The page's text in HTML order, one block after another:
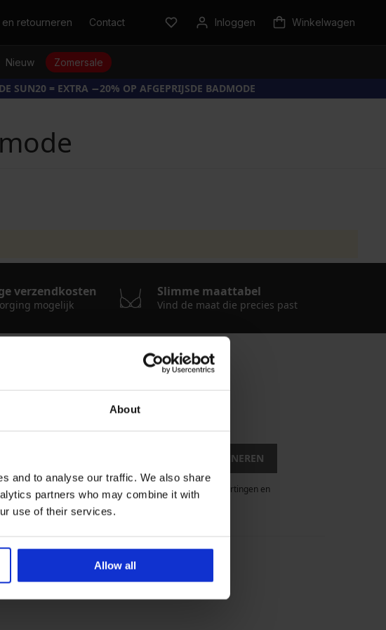
About
and to analyse our traffic. We also share
partners who may combine it with
use of their services.
Allow all
en retourneren Contact Inloggen Winkelwagen
Nieuw Zomersale
SUN20 = EXTRA −20% OP AFGEPRIJSDE BADMODE
verzendkosten
mogelijk
Slimme maattabel
Vind de maat die precies past
IK WIL ME ABONNEREN
voor de nieuwsbrief met informatie over aanbiedingen, kortingen en
moment gratis uitschrijven.